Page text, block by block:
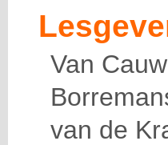
Van
van de